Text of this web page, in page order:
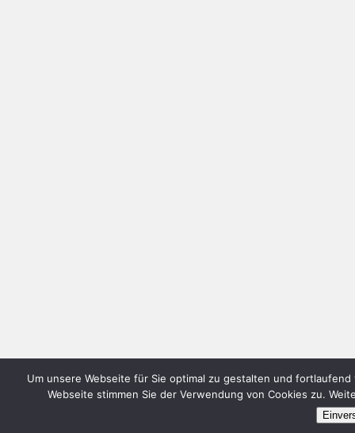
Um unsere Webseite für Sie optimal zu gestalten und
Webseite stimmen Sie der Verwendung von Cookies zu.